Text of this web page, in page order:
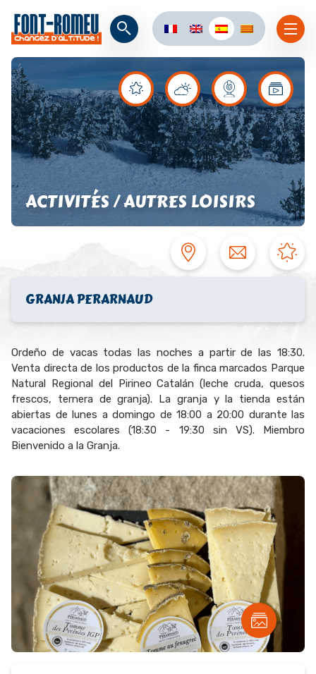
ACTIVITÉS / AUTRES LOISIRS
GRANJA PERARNAUD
Ordeño de vacas todas las noches a partir de las 18:30.
Venta directa de los productos de la finca marcados Parque
Natural Regional del Pirineo Catalán (leche cruda, quesos
frescos, ternera de granja). La granja y la tienda están
abiertas de lunes a domingo de 18:00 a 20:00 durante las
vacaciones escolares (18:30 - 19:30 sin VS). Miembro
Bienvenido a la Granja.